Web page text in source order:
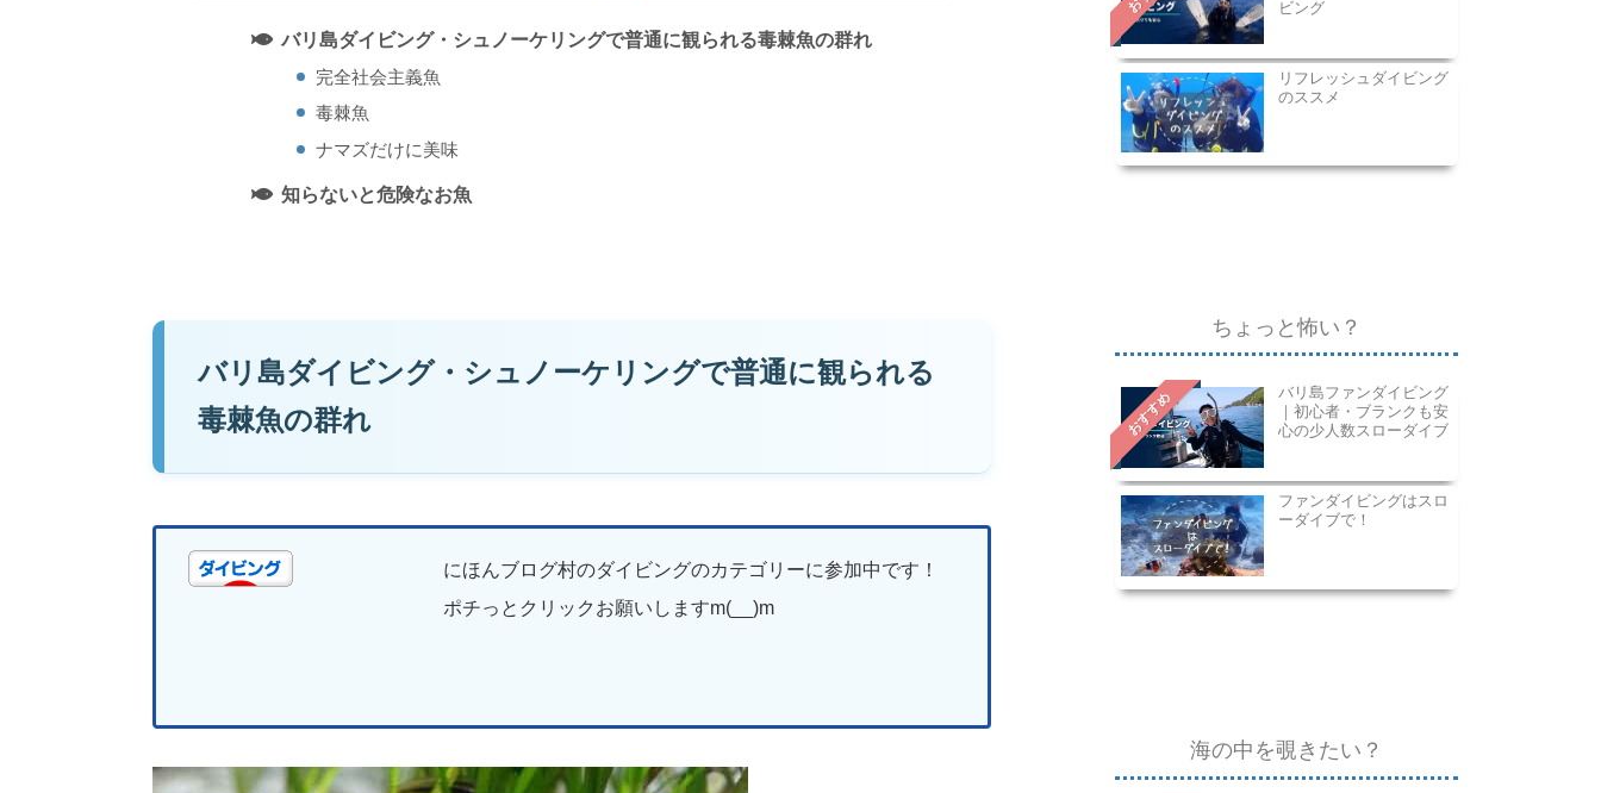
バリ島ダイビング・シュノーケリングで普通に観られる毒棘魚の群れ
完全社会主義魚
毒棘魚
ナマズだけに美味
知らないと危険なお魚
バリ島ダイビング・シュノーケリングで普通に観られる
毒棘魚の群れ
にほんブログ村のダイビングのカテゴリーに参加中です！
ポチっとクリックお願いしますm(__)m
ビング
リフレッシュダイビング
のススメ
ちょっと怖い？
おすすめ
バリ島ファンダイビング
｜初心者・ブランクも安
心の少人数スローダイブ
ファンダイビングはスロ
ーダイブで！
海の中を覗きたい？